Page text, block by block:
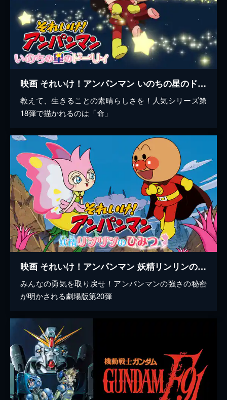
映画 それいけ！アンパンマン いのちの星のドーリィ
教えて、生きることの素晴らしさを！人気シリーズ第
18弾で描かれるのは「命」
映画 それいけ！アンパンマン 妖精リンリンのひみつ
みんなの勇気を取り戻せ！アンパンマンの強さの秘密
が明かされる劇場版第20弾